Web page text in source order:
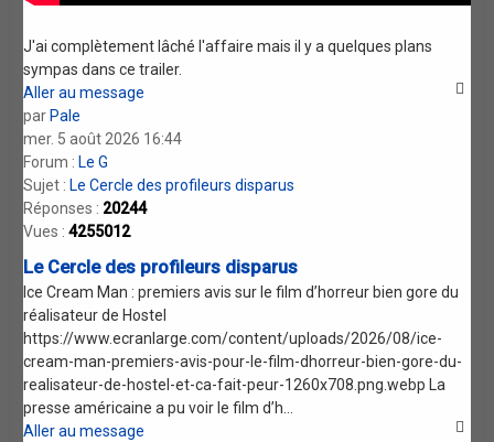
J'ai complètement lâché l'affaire mais il y a quelques plans
sympas dans ce trailer.
Aller au message
par Pale
mer. 5 août 2026 16:44
Forum : Le G
Sujet : Le Cercle des profileurs disparus
Réponses : 20244
Vues :4255012
Le Cercle des profileurs disparus
Ice Cream Man : premiers avis sur le film d’horreur bien gore du
réalisateur de Hostel
https://www.ecranlarge.com/content/uploads/2026/08/ice-
cream-man-premiers-avis-pour-le-film-dhorreur-bien-gore-du-
realisateur-de-hostel-et-ca-fait-peur-1260x708.png.webp La
presse américaine a pu voir le film d’h...
Aller au message